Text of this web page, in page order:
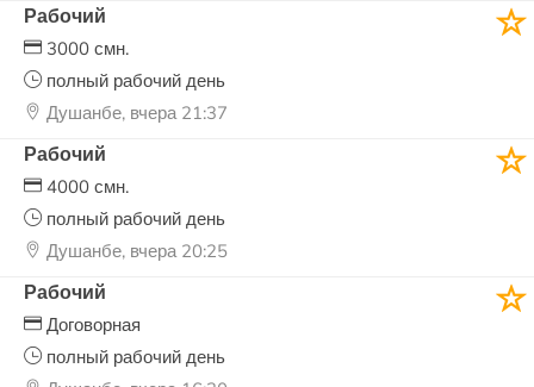
Рабочий
3000 смн.
полный рабочий день
Душанбе, вчера 21:37
Рабочий
4000 смн.
полный рабочий день
Душанбе, вчера 20:25
Рабочий
Договорная
полный рабочий день